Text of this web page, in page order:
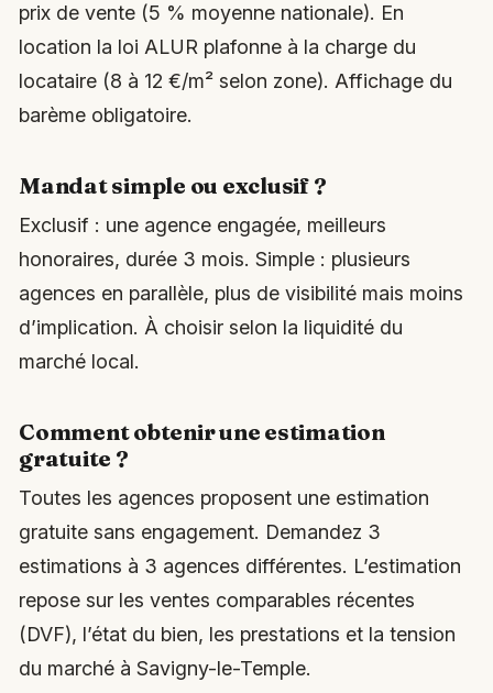
prix de vente (5 % moyenne nationale). En
location la loi ALUR plafonne à la charge du
locataire (8 à 12 €/m² selon zone). Affichage du
barème obligatoire.
Mandat simple ou exclusif ?
Exclusif : une agence engagée, meilleurs
honoraires, durée 3 mois. Simple : plusieurs
agences en parallèle, plus de visibilité mais moins
d’implication. À choisir selon la liquidité du
marché local.
Comment obtenir une estimation
gratuite ?
Toutes les agences proposent une estimation
gratuite sans engagement. Demandez 3
estimations à 3 agences différentes. L’estimation
repose sur les ventes comparables récentes
(DVF), l’état du bien, les prestations et la tension
du marché à Savigny-le-Temple.